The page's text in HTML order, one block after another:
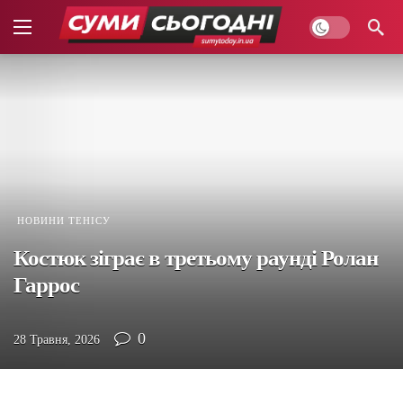
НОВИНИ ТЕНІСУ
Костюк зіграє в третьому раунді Ролан
Гаррос
28 Травня, 2026 0